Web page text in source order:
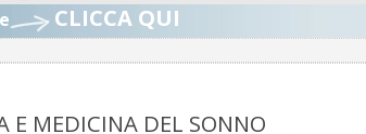
CLICCA QUI
E MEDICINA DEL SONNO